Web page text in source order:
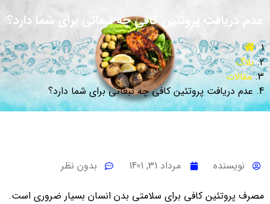
عدم دریافت پروتئین کافی چه تبعاتی برای شما دارد؟
بلاگ
مقالات
عدم دریافت پروتئین کافی چه تبعاتی برای شما دارد؟
نویسنده مرداد 31, 1401
بدون نظر
مصرف پروتئین کافی برای سلامتی بدن انسان بسیار ضروری است.